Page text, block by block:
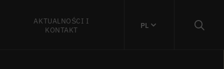
AKTUALNOŚCI I
KONTAKT
PL